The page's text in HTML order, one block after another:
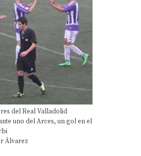
del Real Valladolid
uno del Arces, un gol en el
Álvarez